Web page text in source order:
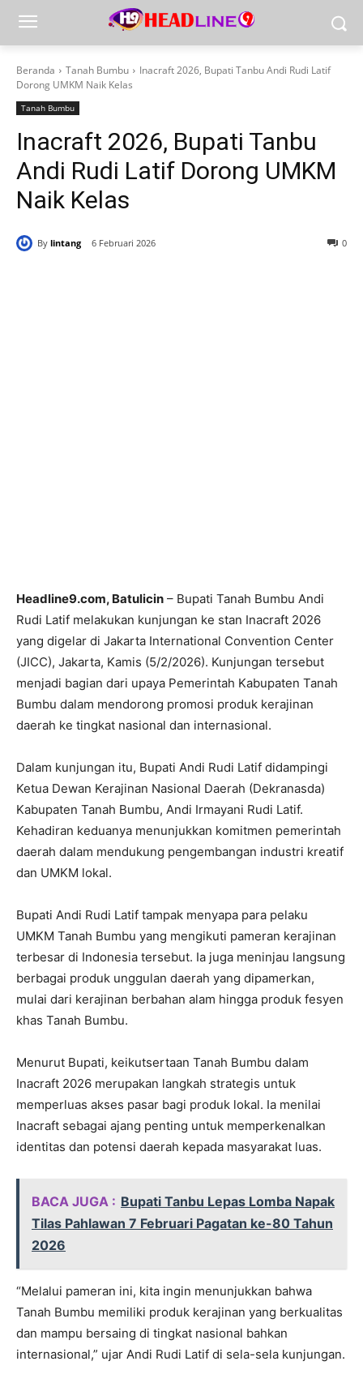
Beranda Tanah Bumbu
Inacraft 2026, Bupati Tanbu Andi Rudi Latif
Dorong UMKM Naik Kelas
Tanah Bumbu
Inacraft 2026, Bupati Tanbu
Andi Rudi Latif Dorong UMKM
Naik Kelas
By lintang 6 Februari 2026 0
Headline9.com, Batulicin – Bupati Tanah Bumbu Andi
Rudi Latif melakukan kunjungan ke stan Inacraft 2026
yang digelar di Jakarta International Convention Center
(JICC), Jakarta, Kamis (5/2/2026). Kunjungan tersebut
menjadi bagian dari upaya Pemerintah Kabupaten Tanah
Bumbu dalam mendorong promosi produk kerajinan
daerah ke tingkat nasional dan internasional.
Dalam kunjungan itu, Bupati Andi Rudi Latif didampingi
Ketua Dewan Kerajinan Nasional Daerah (Dekranasda)
Kabupaten Tanah Bumbu, Andi Irmayani Rudi Latif.
Kehadiran keduanya menunjukkan komitmen pemerintah
daerah dalam mendukung pengembangan industri kreatif
dan UMKM lokal.
Bupati Andi Rudi Latif tampak menyapa para pelaku
UMKM Tanah Bumbu yang mengikuti pameran kerajinan
terbesar di Indonesia tersebut. Ia juga meninjau langsung
berbagai produk unggulan daerah yang dipamerkan,
mulai dari kerajinan berbahan alam hingga produk fesyen
khas Tanah Bumbu.
Menurut Bupati, keikutsertaan Tanah Bumbu dalam
Inacraft 2026 merupakan langkah strategis untuk
memperluas akses pasar bagi produk lokal. Ia menilai
Inacraft sebagai ajang penting untuk memperkenalkan
identitas dan potensi daerah kepada masyarakat luas.
BACA JUGA : Bupati Tanbu Lepas Lomba Napak
Tilas Pahlawan 7 Februari Pagatan ke-80 Tahun
2026
“Melalui pameran ini, kita ingin menunjukkan bahwa
Tanah Bumbu memiliki produk kerajinan yang berkualitas
dan mampu bersaing di tingkat nasional bahkan
internasional,” ujar Andi Rudi Latif di sela-sela kunjungan.